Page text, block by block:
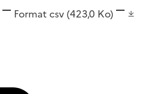
Format csv(423,0 Ko)